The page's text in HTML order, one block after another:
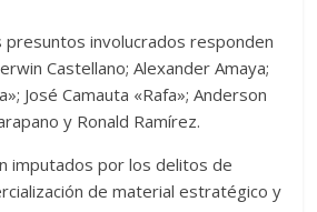
involucrados responden
Castellano; Alexander Amaya;
José Camauta «Rafa»; Anderson
y Ronald Ramírez.
imputados por los delitos de
de material estratégico y